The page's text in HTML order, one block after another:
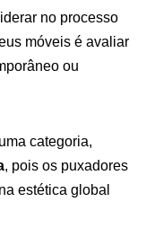
no processo
móveis é avaliar
ou
categoria,
, pois os puxadores
estética global